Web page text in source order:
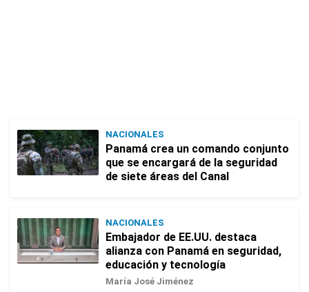
NACIONALES
Panamá crea un comando conjunto
que se encargará de la seguridad
de siete áreas del Canal
NACIONALES
Embajador de EE.UU. destaca
alianza con Panamá en seguridad,
educación y tecnología
María José Jiménez